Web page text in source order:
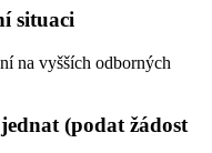
situaci
na vyšších odborných
(podat žádost